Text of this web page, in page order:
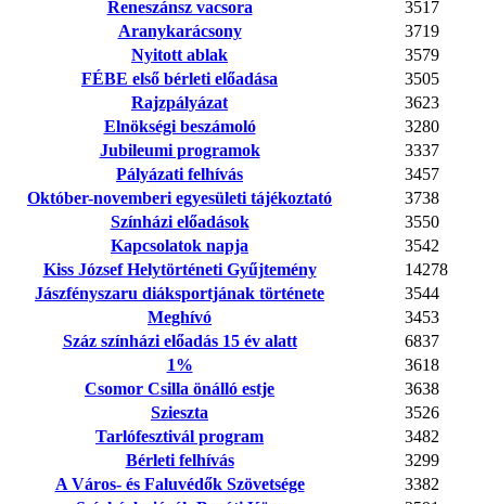
Reneszánsz vacsora
3517
Aranykarácsony
3719
Nyitott ablak
3579
FÉBE első bérleti előadása
3505
Rajzpályázat
3623
Elnökségi beszámoló
3280
Jubileumi programok
3337
Pályázati felhívás
3457
Október-novemberi egyesületi tájékoztató
3738
Színházi előadások
3550
Kapcsolatok napja
3542
Kiss József Helytörténeti Gyűjtemény
14278
Jászfényszaru diáksportjának története
3544
Meghívó
3453
Száz színházi előadás 15 év alatt
6837
1%
3618
Csomor Csilla önálló estje
3638
Szieszta
3526
Tarlófesztivál program
3482
Bérleti felhívás
3299
A Város- és Faluvédők Szövetsége
3382